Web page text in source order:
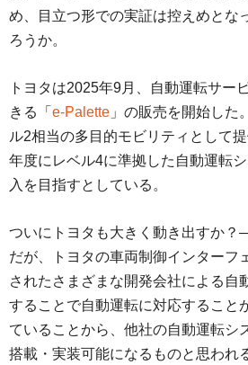
め、目立つ形での実証は控えめとな
ろうか。
トヨタは2025年9月、自動運転サー
きる「 e-Palette 」の販売を開始した
ル2相当の多目的モビリティとして
年度にレベル4に準拠した自動運転
入を目指すとしている。
ついにトヨタも大きく動き出すか
だが、トヨタの車両制御インターフ
されたさまざまな開発会社による自
することで自動運転に対応するこ
ていることから、他社の自動運転シ
搭載・実装可能になるものと思われ